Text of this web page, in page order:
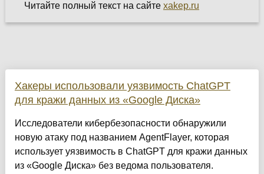
Читайте полный текст на сайте xakep.ru
Хакеры использовали уязвимость ChatGPT
для кражи данных из «Google Диска»
Исследователи кибербезопасности обнаружили
новую атаку под названием AgentFlayer, которая
использует уязвимость в ChatGPT для кражи данных
из «Google Диска» без ведома пользователя.